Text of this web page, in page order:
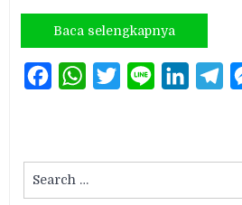
Baca selengkapnya
FacebookWhatsAppTwitterLine
for: